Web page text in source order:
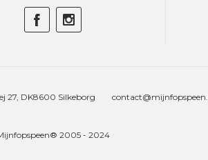
27, DK8600 Silkeborg
2005 - 2024